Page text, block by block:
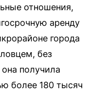
отношения,
аренду
города
без
получила
более 180 тысяч